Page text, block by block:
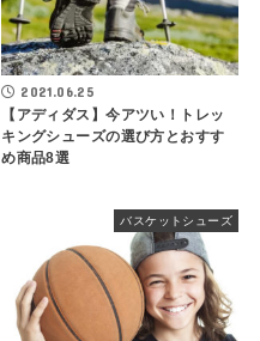
2021.06.25
【アディダス】今アツい！トレッ
キングシューズの選び方とおすす
め商品8選
バスケットシューズ